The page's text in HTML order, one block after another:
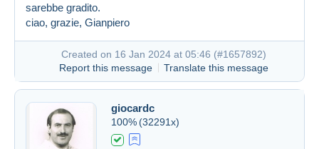
sarebbe gradito.
ciao, grazie, Gianpiero
Created on 16 Jan 2024 at 05:46 (#1657892)
Report this message
Translate this message
giocardc
100% (32291x)